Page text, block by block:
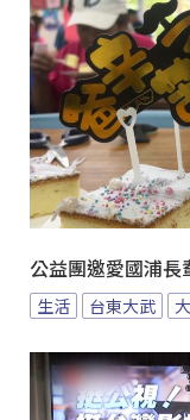
公益團邀愛國浦長
生活 台東大武